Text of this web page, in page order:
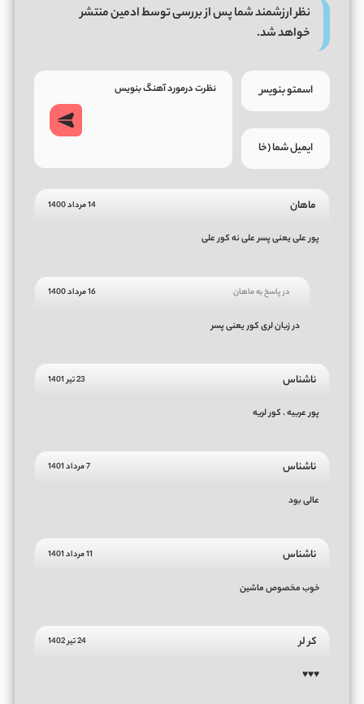
نظر ارزشمند شما پس از بررسی توسط ادمین منتشر
خواهد شد.
ماهان 14 مرداد 1400
پور علی یعنی پسر علی نه کور علی
در پاسخ به ماهان 16 مرداد 1400
در زبان لری کور یعنی پسر
ناشناس 23 تیر 1401
پور عربیه . کور لریه
ناشناس 7 مرداد 1401
عالی بود
ناشناس 11 مرداد 1401
خوب مخصوص ماشین
کر لر 24 تیر 1402
♥️♥️♥️